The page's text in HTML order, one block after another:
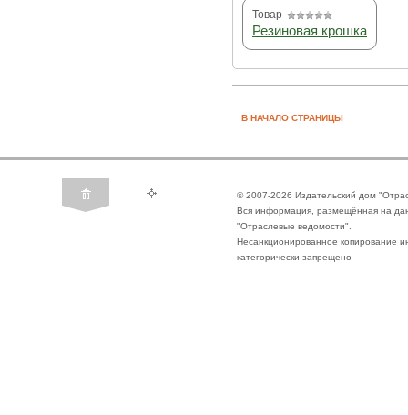
Товар
Резиновая крошка
В НАЧАЛО СТРАНИЦЫ
© 2007-2026 Издательский дом
Вся информация, размещённая на
"Отраслевые ведомости".
Несанкционированное копирование
категорически запрещено